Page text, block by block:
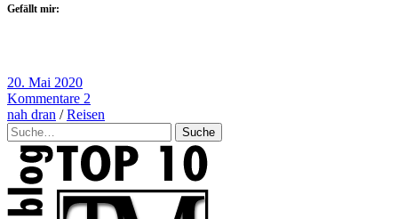
Gefällt mir:
20. Mai 2020
Kommentare 2
nah dran /Reisen
Suche